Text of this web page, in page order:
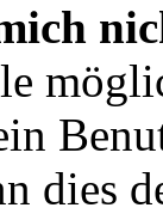
dies